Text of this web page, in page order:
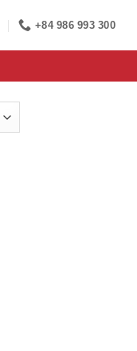
+84 986 993 300